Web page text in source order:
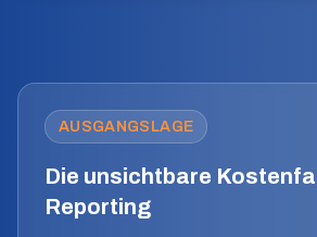
AUSGANGSLAGE
Die unsichtbare
Reporting